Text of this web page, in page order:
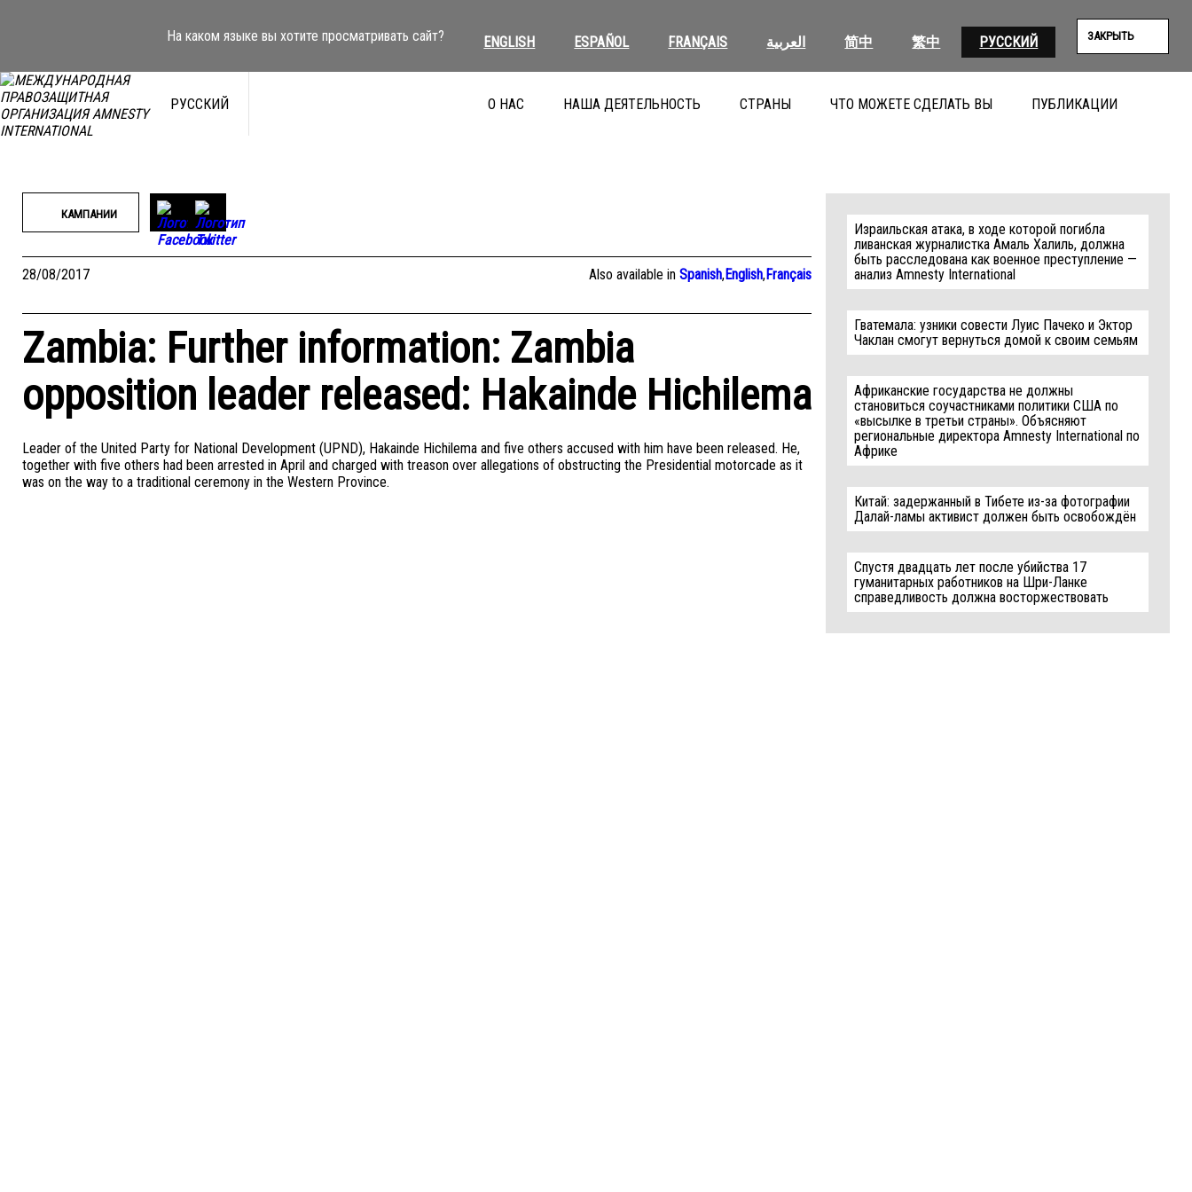
На каком языке вы хотите просматривать сайт? ENGLISH ESPAÑOL FRANÇAIS العربية 简中 繁中 РУССКИЙ ЗАКРЫТЬ
РУССКИЙ О НАС НАША ДЕЯТЕЛЬНОСТЬ СТРАНЫ ЧТО МОЖЕТЕ СДЕЛАТЬ ВЫ ПУБЛИКАЦИИ
КАМПАНИИ
28/08/2017 Also available inSpanish,English,Français
Zambia: Further information: Zambia
opposition leader released: Hakainde Hichilema
Leader of the United Party for National Development (UPND), Hakainde Hichilema and five others accused with him have been released. He,
together with five others had been arrested in April and charged with treason over allegations of obstructing the Presidential motorcade as it
was on the way to a traditional ceremony in the Western Province.
Израильская атака, в ходе которой погибла
ливанская журналистка Амаль Халиль, должна
быть расследована как военное преступление —
анализ Amnesty International
Гватемала: узники совести Луис Пачеко и Эктор
Чаклан смогут вернуться домой к своим семьям
Африканские государства не должны
становиться соучастниками политики США по
«высылке в третьи страны». Объясняют
региональные директора Amnesty International по
Африке
Китай: задержанный в Тибете из-за фотографии
Далай-ламы активист должен быть освобождён
Спустя двадцать лет после убийства 17
гуманитарных работников на Шри-Ланке
справедливость должна восторжествовать